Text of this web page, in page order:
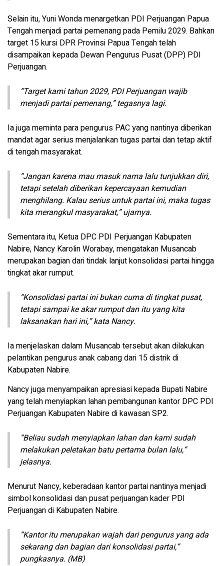
Selain itu, Yuni Wonda menargetkan PDI Perjuangan Papua
Tengah menjadi partai pemenang pada Pemilu 2029. Bahkan
target 15 kursi DPR Provinsi Papua Tengah telah
disampaikan kepada Dewan Pengurus Pusat (DPP) PDI
Perjuangan.
“Target kami tahun 2029, PDI Perjuangan wajib
menjadi partai pemenang,” tegasnya lagi.
Ia juga meminta para pengurus PAC yang nantinya diberikan
mandat agar serius menjalankan tugas partai dan tetap aktif
di tengah masyarakat.
“Jangan karena mau masuk nama lalu tunjukkan diri,
tetapi setelah diberikan kepercayaan kemudian
menghilang. Kalau serius untuk partai ini, maka tugas
kita merangkul masyarakat,” ujarnya.
Sementara itu, Ketua DPC PDI Perjuangan Kabupaten
Nabire, Nancy Karolin Worabay, mengatakan Musancab
merupakan bagian dari tindak lanjut konsolidasi partai hingga
tingkat akar rumput.
“Konsolidasi partai ini bukan cuma di tingkat pusat,
tetapi sampai ke akar rumput dan itu yang kita
laksanakan hari ini,” kata Nancy.
Ia menjelaskan dalam Musancab tersebut akan dilakukan
pelantikan pengurus anak cabang dari 15 distrik di
Kabupaten Nabire.
Nancy juga menyampaikan apresiasi kepada Bupati Nabire
yang telah menyiapkan lahan pembangunan kantor DPC PDI
Perjuangan Kabupaten Nabire di kawasan SP2.
“Beliau sudah menyiapkan lahan dan kami sudah
melakukan peletakan batu pertama bulan lalu,”
jelasnya.
Menurut Nancy, keberadaan kantor partai nantinya menjadi
simbol konsolidasi dan pusat perjuangan kader PDI
Perjuangan di Kabupaten Nabire.
“Kantor itu merupakan wajah dari pengurus yang ada
sekarang dan bagian dari konsolidasi partai,”
pungkasnya. (MB)